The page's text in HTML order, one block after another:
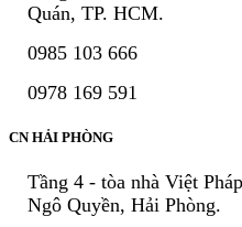
Quán, TP. HCM.
0985 103 666
0978 169 591
CN HẢI PHÒNG
Tầng 4 - tòa nhà Việt
Ngô Quyền, Hải Phòng.